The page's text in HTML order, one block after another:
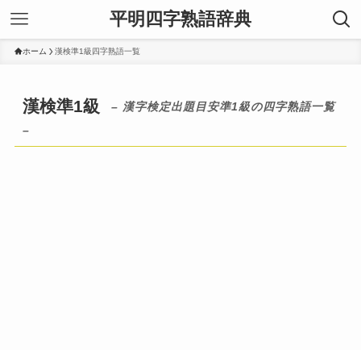
平明四字熟語辞典
ホーム 漢検準1級四字熟語一覧
漢検準1級
– 漢字検定出題目安準1級の四字熟語一覧
–